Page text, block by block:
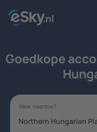
Goedkope